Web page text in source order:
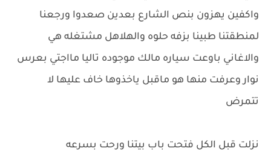
واكفين يهزون بنص الشارع بعدين صعدوا ورجعنا
لمنطقتنا طبينا بزفه حلوه والهلاهل مشتغله هي
والاغاني باوعت سياره مالك موجوده تاليا مااجتي بعرس
نوار وعرفت منها هو ماقبل ياخذوها خاف عليها لا
تتمرض
نزلت قبل الكل فتحت باب بيتنا ورحت بسرعه